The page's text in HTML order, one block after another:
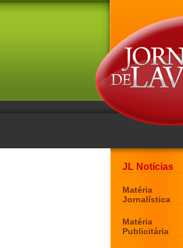
JL Notícias
Matéria
Jornalística
Matéria
Publicitária